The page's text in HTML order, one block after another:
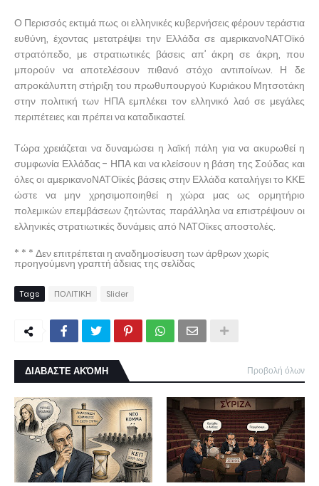
Ο Περισσός εκτιμά πως οι ελληνικές κυβερνήσεις φέρουν τεράστια
ευθύνη, έχοντας μετατρέψει την Ελλάδα σε αμερικανοΝΑΤΟϊκό
στρατόπεδο, με στρατιωτικές βάσεις απ’ άκρη σε άκρη, που
μπορούν να αποτελέσουν πιθανό στόχο αντιποίνων. Η δε
απροκάλυπτη στήριξη του πρωθυπουργού Κυριάκου Μητσοτάκη
στην πολιτική των ΗΠΑ εμπλέκει τον ελληνικό λαό σε μεγάλες
περιπέτειες και πρέπει να καταδικαστεί.
Τώρα χρειάζεται να δυναμώσει η λαϊκή πάλη για να ακυρωθεί η
συμφωνία Ελλάδας - ΗΠΑ και να κλείσουν η βάση της Σούδας και
όλες οι αμερικανοΝΑΤΟϊκές βάσεις στην Ελλάδα καταλήγει το ΚΚΕ
ώστε να μην χρησιμοποιηθεί η χώρα μας ως ορμητήριο
πολεμικών επεμβάσεων ζητώντας παράλληλα να επιστρέψουν οι
ελληνικές στρατιωτικές δυνάμεις από ΝΑΤΟϊκες αποστολές.
* * * Δεν επιτρέπεται η αναδημοσίευση των άρθρων χωρίς
προηγούμενη γραπτή άδειας της σελίδας
Tags ΠΟΛΙΤΙΚΗ Slider
ΔΙΑΒΑΣΤΕ ΑΚΌΜΗ Προβολή όλων